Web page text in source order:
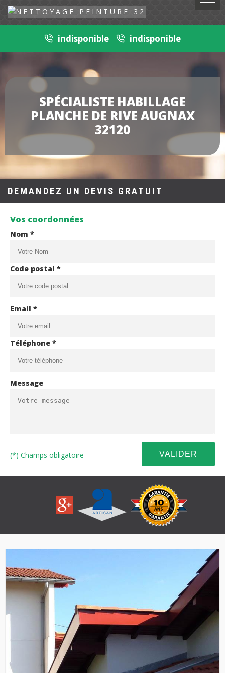
indisponible indisponible
SPÉCIALISTE HABILLAGE
PLANCHE DE RIVE AUGNAX
32120
DEMANDEZ UN DEVIS GRATUIT
Vos coordonnées
Nom *
Code postal *
Email *
Téléphone *
Message
(*) Champs obligatoire